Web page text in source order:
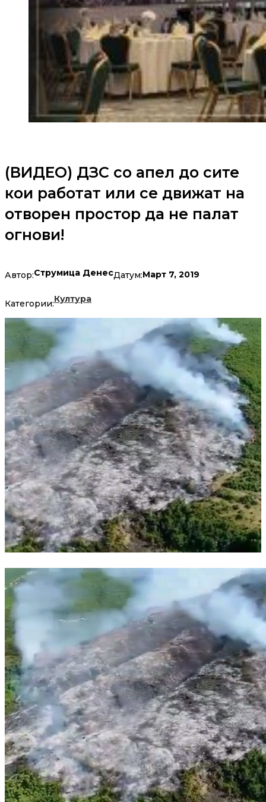
(ВИДЕО) ДЗС со апел до сите
кои работат или се движат на
отворен простор да не палат
огнови!
Автор:Струмица ДенесДатум:Март 7, 2019
Категории:Култура